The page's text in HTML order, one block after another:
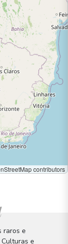
contributors
raros e
e